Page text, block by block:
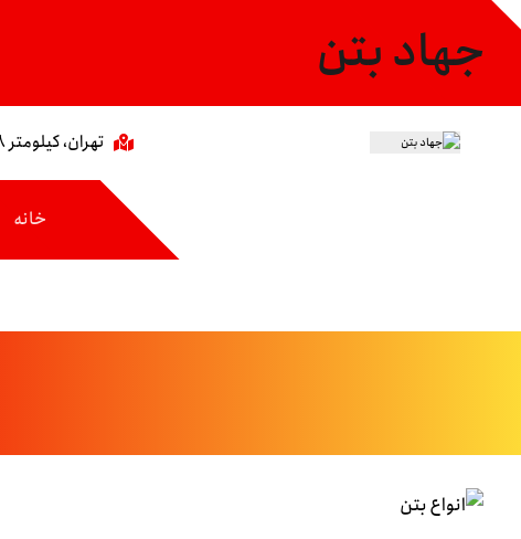
جهاد بتن
تهران، کیلومتر ۸ جاده مخصوص،خیابان عاشری، تقاطع جلال
خانه